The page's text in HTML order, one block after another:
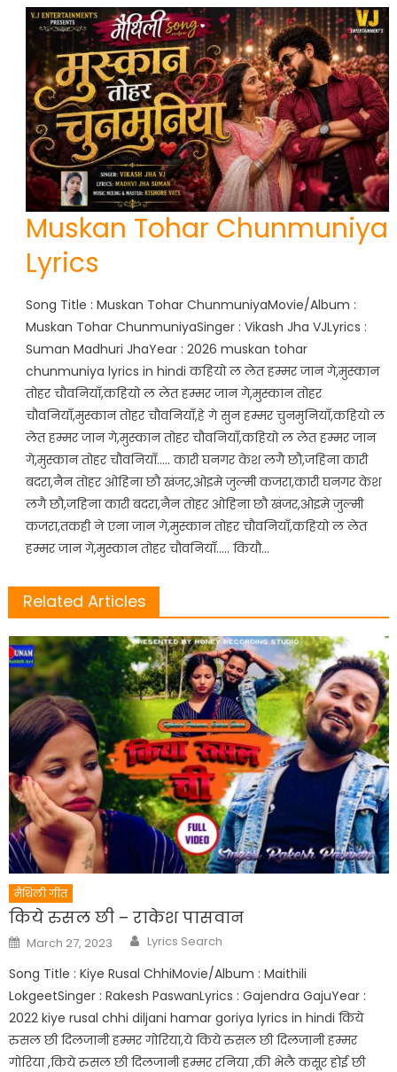
Muskan Tohar Chunmuniya
Lyrics
Song Title : Muskan Tohar ChunmuniyaMovie/Album :
Muskan Tohar ChunmuniyaSinger : Vikash Jha VJLyrics :
Suman Madhuri JhaYear : 2026 muskan tohar
chunmuniya lyrics in hindi कहियो ल लेत हम्मर जान गे,मुस्कान
तोहर चौवनियाँ,कहियो ल लेत हम्मर जान गे,मुस्कान तोहर
चौवनियाँ,मुस्कान तोहर चौवनियाँ,हे गे सुन हम्मर चुनमुनियाँ,कहियो ल
लेत हम्मर जान गे,मुस्कान तोहर चौवनियाँ,कहियो ल लेत हम्मर जान
गे,मुस्कान तोहर चौवनियाँ….. कारी घनगर केश लगै छौ,जहिना कारी
बदरा,नैन तोहर ओहिना छौ खंजर,ओइमे जुल्मी कजरा,कारी घनगर केश
लगै छौ,जहिना कारी बदरा,नैन तोहर ओहिना छौ खंजर,ओइमे जुल्मी
कजरा,तकही ने एना जान गे,मुस्कान तोहर चौवनियाँ,कहियो ल लेत
हम्मर जान गे,मुस्कान तोहर चौवनियाँ….. कियौ…
Related Articles
मैथिली गीत
किये रुसल छी – राकेश पासवान
Posted
on
March 27, 2023 Author
Lyrics Search
Song Title : Kiye Rusal ChhiMovie/Album : Maithili
LokgeetSinger : Rakesh PaswanLyrics : Gajendra GajuYear :
2022 kiye rusal chhi diljani hamar goriya lyrics in hindi किये
रुसल छी दिलजानी हम्मर गोरिया,ये किये रुसल छी दिलजानी हम्मर
गोरिया ,किये रुसल छी दिलजानी हम्मर रनिया ,की भेलै कसूर होई छी